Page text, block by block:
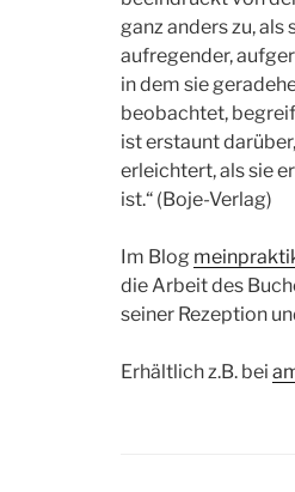
ganz anders zu, als
aufregender,
in dem sie
beobachtet,
ist erstaunt
erleichtert, als sie
ist.“ (Boje-Verlag)
Im Blog
die Arbeit des
seiner Rezeption
Erhältlich z.B. bei